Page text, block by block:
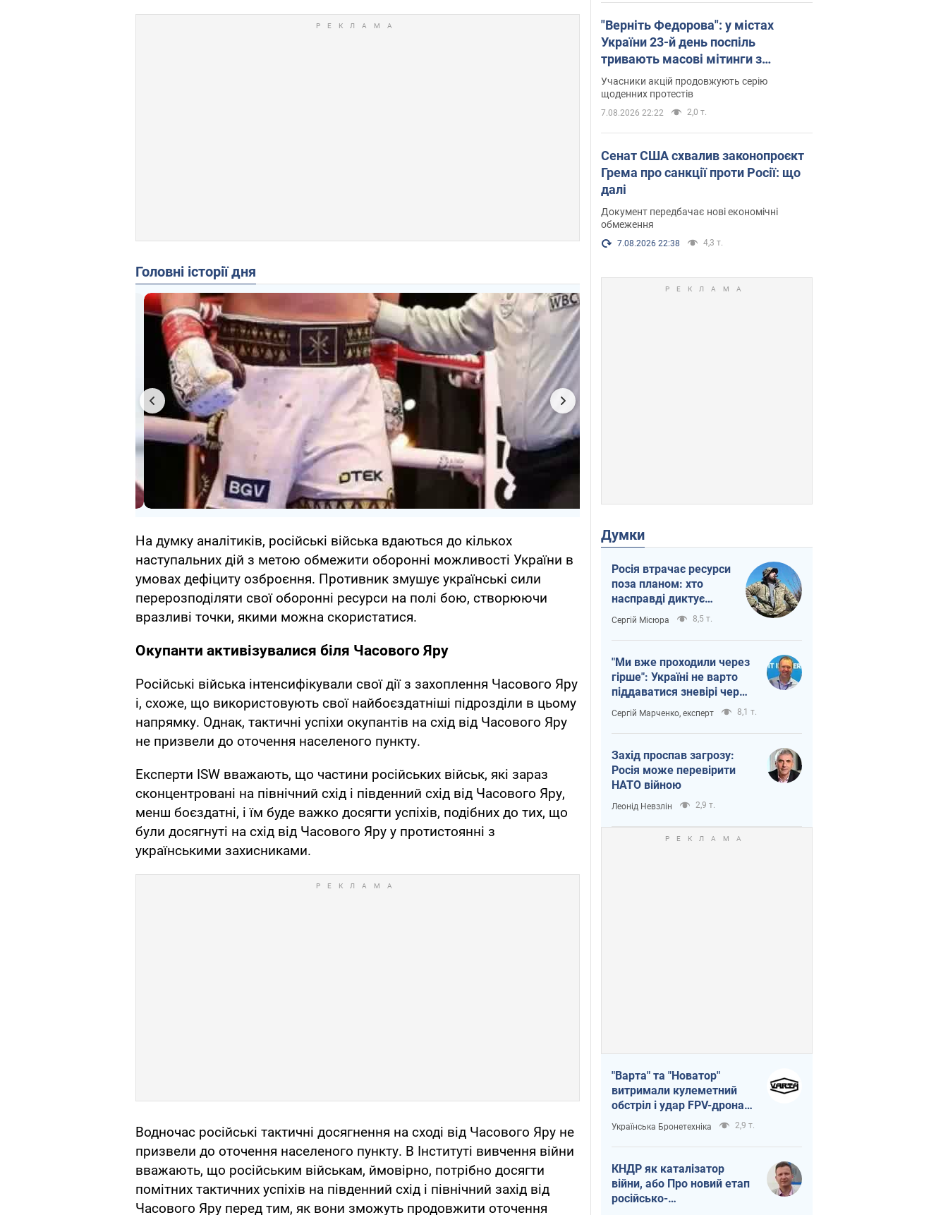
Головні історії дня
На думку аналітиків, російські війська вдаються до кількох
наступальних дій з метою обмежити оборонні можливості України в
умовах дефіциту озброєння. Противник змушує українські сили
перерозподіляти свої оборонні ресурси на полі бою, створюючи
вразливі точки, якими можна скористатися.
Окупанти активізувалися біля Часового Яру
Російські війська інтенсифікували свої дії з захоплення Часового Яру
і, схоже, що використовують свої найбоєздатніші підрозділи в цьому
напрямку. Однак, тактичні успіхи окупантів на схід від Часового Яру
не призвели до оточення населеного пункту.
Експерти ISW вважають, що частини російських військ, які зараз
сконцентровані на північний схід і південний схід від Часового Яру,
менш боєздатні, і їм буде важко досягти успіхів, подібних до тих, що
були досягнуті на схід від Часового Яру у протистоянні з
українськими захисниками.
Водночас російські тактичні досягнення на сході від Часового Яру не
призвели до оточення населеного пункту. В Інституті вивчення війни
вважають, що російським військам, ймовірно, потрібно досягти
помітних тактичних успіхів на південний схід і північний захід від
Часового Яру перед тим, як вони зможуть продовжити оточення
"Верніть Федорова": у містах
України 23-й день поспіль
тривають масові мітинги з
картонками. Фото і відео
Учасники акцій продовжують серію
щоденних протестів
7.08.2026 22:22 2,0 т.
Сенат США схвалив законопроєкт
Грема про санкції проти Росії: що
далі
Документ передбачає нові економічні
обмеження
7.08.2026 22:38 4,3 т.
Думки
Росія втрачає ресурси
поза планом: хто
насправді диктує
темп війни
Сергій Місюра 8,5 т.
"Ми вже проходили через
гірше": Україні не варто
піддаватися зневірі через
ракетний терор
Сергій Марченко, експерт 8,1 т.
Захід проспав загрозу:
Росія може перевірити
НАТО війною
Леонід Невзлін 2,9 т.
"Варта" та "Новатор"
витримали кулеметний
обстріл і удар FPV-дрона,
врятувавши життя
офіцеру ЗСУ
Українська Бронетехніка 2,9 т.
КНДР як каталізатор
війни, або Про новий етап
російсько-